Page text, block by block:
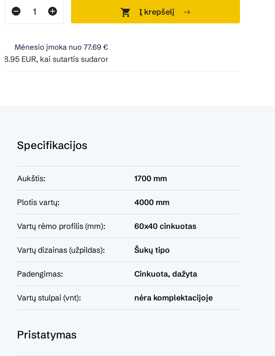
Į krepšelį
Mėnesio įmoka nuo 77.69 €
sutartis sudaroma 24 mėn. terminui, metinė palūkanų norma – 0%,
Specifikacijos
Aukštis: 1700 mm
Plotis vartų: 4000 mm
Vartų rėmo profilis (mm): 60x40 cinkuotas
Vartų dizainas (užpildas): Šukų tipo
Padengimas: Cinkuota, dažyta
Vartų stulpai (vnt): nėra komplektacijoje
Pristatymas